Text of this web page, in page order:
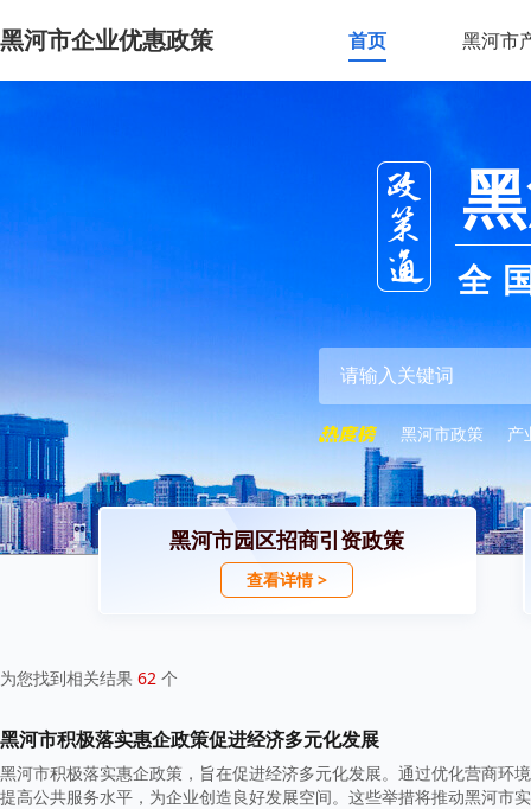
黑河市企业优惠政策 首页 黑河市
全
黑河市政策 产
黑河市园区招商引资政策
查看详情 >
为您找到相关结果 62 个
黑河市积极落实惠企政策促进经济多元化发展
黑河市积极落实惠企政策，旨在促进经济多元化发展。通过优化营商环
提高公共服务水平，为企业创造良好发展空间。这些举措将推动黑河市